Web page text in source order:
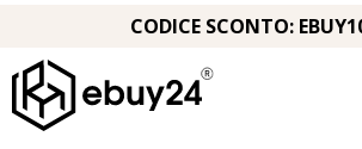
CODICE SCONTO: